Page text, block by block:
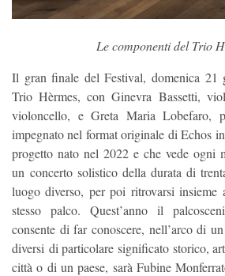
Le componenti del Trio
Il gran finale del Festival, domenica 21
Trio Hèrmes, con Ginevra Bassetti,
violoncello, e Greta Maria Lobefaro,
impegnato nel format originale di Echos
progetto nato nel 2022 e che vede ogni
un concerto solistico della durata di
luogo diverso, per poi ritrovarsi
stesso palco. Quest’anno il
consente di far conoscere, nell’arco di
diversi di particolare significato storico,
città o di un paese, sarà Fubine